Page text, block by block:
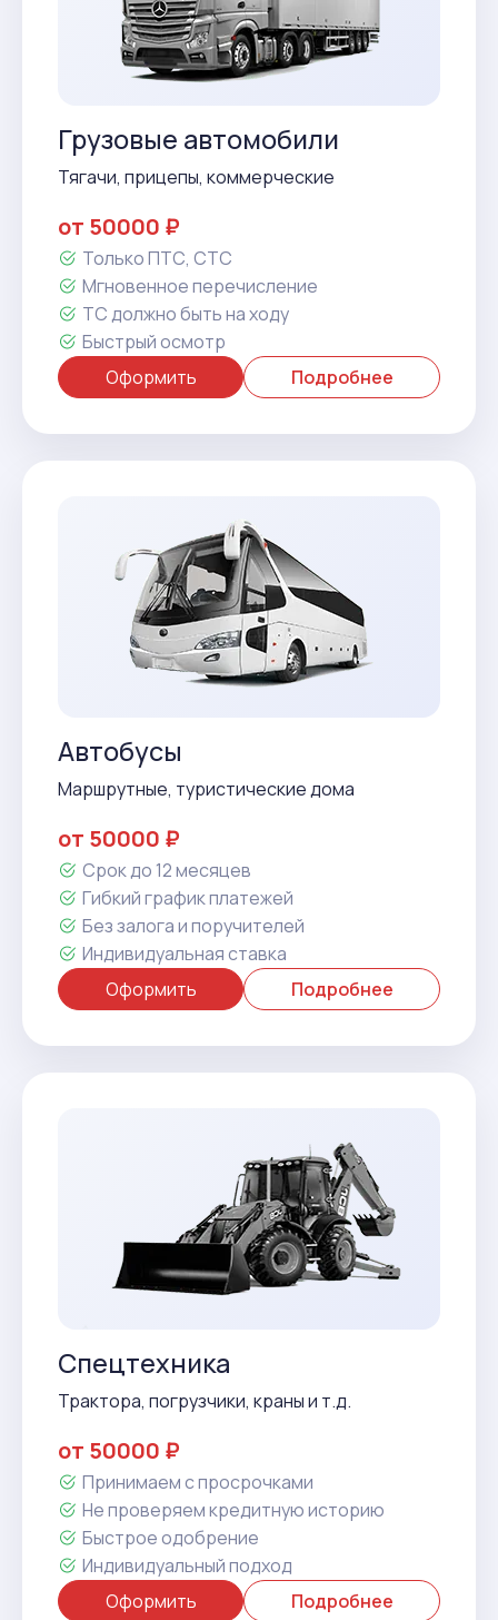
Грузовые автомобили
Тягачи, прицепы, коммерческие
от 50000 ₽
Только ПТС, СТС
Мгновенное перечисление
ТС должно быть на ходу
Быстрый осмотр
Оформить
Подробнее
Автобусы
Маршрутные, туристические дома
от 50000 ₽
Срок до 12 месяцев
Гибкий график платежей
Без залога и поручителей
Индивидуальная ставка
Оформить
Подробнее
Спецтехника
Трактора, погрузчики, краны и т.д.
от 50000 ₽
Принимаем с просрочками
Не проверяем кредитную историю
Быстрое одобрение
Индивидуальный подход
Оформить
Подробнее